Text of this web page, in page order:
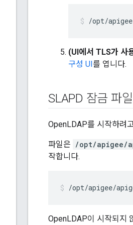
/opt/
(UI에서 TLS가 사
구성 UI를 엽니다.
SLAPD 잠금 파일
OpenLDAP를 시작하려
파일은 /opt/apigee/
작합니다.
/opt/apigee/
OpenLDAP이 시작되지